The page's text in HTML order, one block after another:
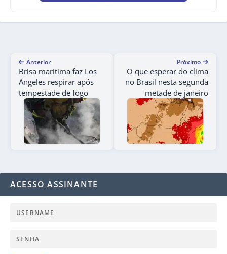
Anterior
Brisa marítima faz Los
Angeles respirar após
tempestade de fogo
Próximo
O que esperar do clima
no Brasil nesta segunda
metade de janeiro
ACESSO ASSINANTE